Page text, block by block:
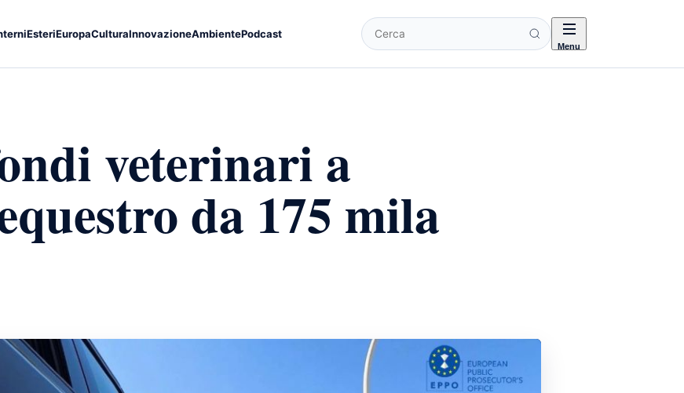
EsteriEuropaCulturaInnovazioneAmbientePodcast Cerca Menu
veterinari a
da 175 mila